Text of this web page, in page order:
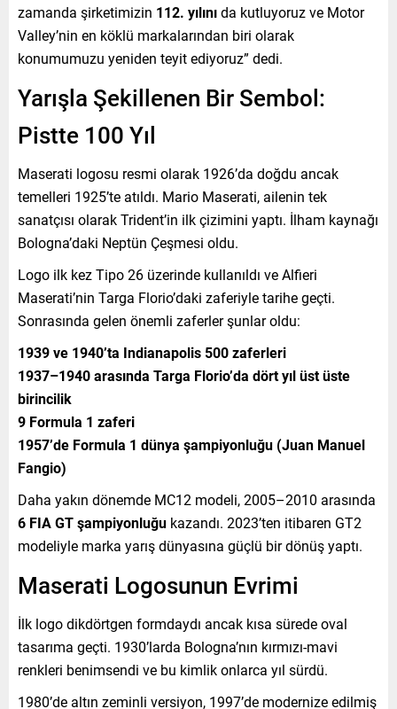
zamanda şirketimizin 112. yılınıda kutluyoruz ve Motor
Valley’nin en köklü markalarından biri olarak
konumumuzu yeniden teyit ediyoruz” dedi.
Yarışla Şekillenen Bir Sembol:
Pistte 100 Yıl
Maserati logosu resmi olarak 1926’da doğdu ancak
temelleri 1925’te atıldı. Mario Maserati, ailenin tek
sanatçısı olarak Trident’in ilk çizimini yaptı. İlham kaynağı
Bologna’daki Neptün Çeşmesi oldu.
Logo ilk kez Tipo 26 üzerinde kullanıldı ve Alfieri
Maserati’nin Targa Florio’daki zaferiyle tarihe geçti.
Sonrasında gelen önemli zaferler şunlar oldu:
1939 ve 1940’ta Indianapolis 500 zaferleri
1937–1940 arasında Targa Florio’da dört yıl üst üste
birincilik
9 Formula 1 zaferi
1957’de Formula 1 dünya şampiyonluğu (Juan Manuel
Fangio)
Daha yakın dönemde MC12 modeli, 2005–2010 arasında
6 FIA GT şampiyonluğu kazandı. 2023’ten itibaren GT2
modeliyle marka yarış dünyasına güçlü bir dönüş yaptı.
Maserati Logosunun Evrimi
İlk logo dikdörtgen formdaydı ancak kısa sürede oval
tasarıma geçti. 1930’larda Bologna’nın kırmızı-mavi
renkleri benimsendi ve bu kimlik onlarca yıl sürdü.
1980’de altın zeminli versiyon, 1997’de modernize edilmiş